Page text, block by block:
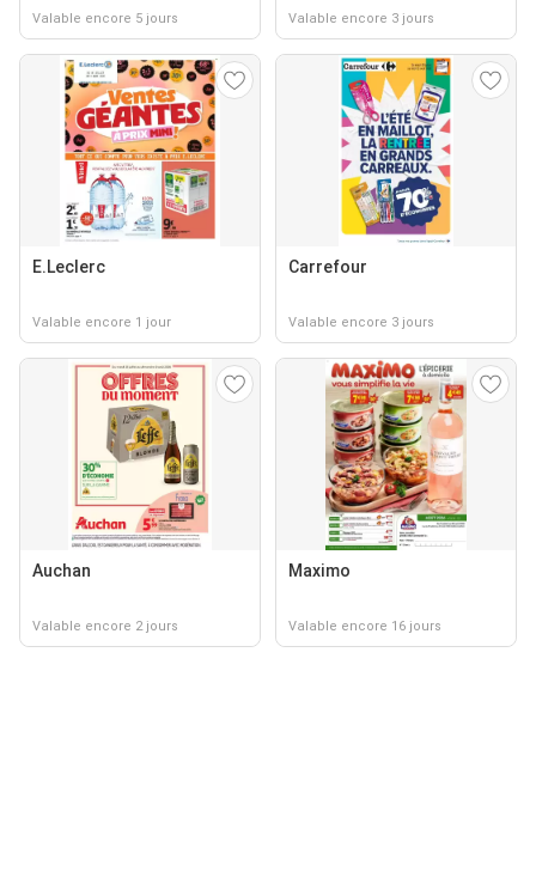
Valable encore 5 jours Valable encore 3 jours
E.Leclerc
Valable encore 1 jour
Carrefour
Valable encore 3 jours
Auchan
Valable encore 2 jours
Maximo
Valable encore 16 jours